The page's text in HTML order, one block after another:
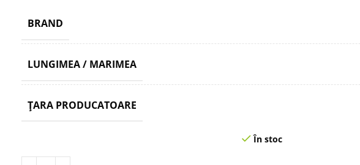
BRAND
LUNGIMEA / MARIMEA
ȚARA PRODUCATOARE
În stoc